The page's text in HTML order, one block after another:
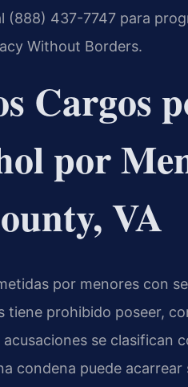
(888) 437-7747 para
Without Borders.
Cargos
por
VA
por menores con
tiene prohibido poseer,
se clasifican
condena puede acarrear